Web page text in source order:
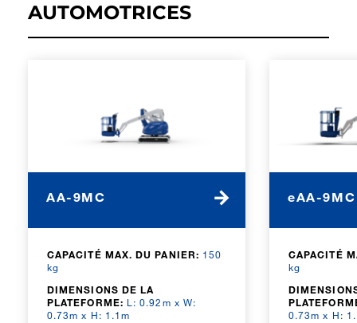
AUTOMOTRICES
AA-9MC
CAPACITÉ MAX. DU PANIER: 150
kg
DIMENSIONS DE LA
PLATEFORME: L: 0.92m x W:
0.73m x H: 1.1m
eAA-9MC
CAPACITÉ
kg
0.73m x H: